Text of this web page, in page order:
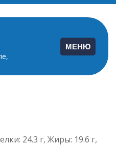
МЕНЮ
24.3 г, Жиры: 19.6 г,